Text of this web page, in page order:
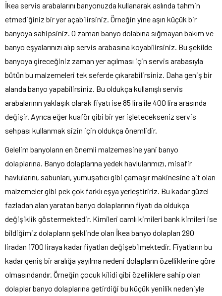
İkea servis arabalarını banyonuzda kullanarak aslında tahmin
etmediğiniz bir yer açabilirsiniz. Örneğin yine aşırı küçük bir
banyoya sahipsiniz. O zaman banyo dolabına sığmayan bakım ve
banyo eşyalarınızı alıp servis arabasına koyabilirsiniz. Bu şekilde
banyoya gireceğiniz zaman yer açılması için servis arabasıyla
bütün bu malzemeleri tek seferde çıkarabilirsiniz. Daha geniş bir
alanda banyo yapabilirsiniz. Bu oldukça kullanışlı servis
arabalarının yaklaşık olarak fiyatı ise 85 lira ile 400 lira arasında
değişir. Ayrıca eğer kuaför gibi bir yer işletecekseniz servis
sehpası kullanmak sizin için oldukça önemlidir.
Gelelim banyoların en önemli malzemesine yani banyo
dolaplarına. Banyo dolaplarına yedek havlularımızı, misafir
havlularını, sabunları, yumuşatıcı gibi çamaşır makinesine ait olan
malzemeler gibi pek çok farklı eşya yerleştiririz. Bu kadar güzel
fazladan alan yaratan banyo dolaplarının fiyatı da oldukça
değişiklik göstermektedir. Kimileri camlı kimileri bank kimileri ise
bildiğimiz dolapların şeklinde olan İkea banyo dolapları 290
liradan 1700 liraya kadar fiyatları değişebilmektedir. Fiyatların bu
kadar geniş bir aralığa yayılma nedeni dolapların özelliklerine göre
olmasındandır. Örneğin çocuk kilidi gibi özelliklere sahip olan
dolaplar banyo dolaplarına getirdiği bu küçük yenilik nedeniyle